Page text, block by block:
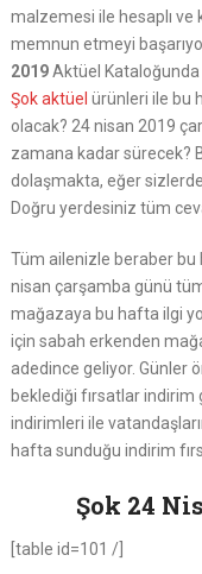
malzemesi ile hesaplı ve
memnun etmeyi
2019Aktüel
Şok aktüel ürünleri ile bu
olacak? 24 nisan 2019
zamana kadar sürecek?
dolaşmakta, eğer sizlerde
Doğru yerdesiniz tüm
Tüm ailenizle beraber
nisan çarşamba günü
mağazaya bu hafta ilgi
için sabah erkenden
adedince geliyor. Günler
beklediği fırsatlar indirim
indirimleri ile
hafta sunduğu indirim
Şok 24
[table id=101 /]